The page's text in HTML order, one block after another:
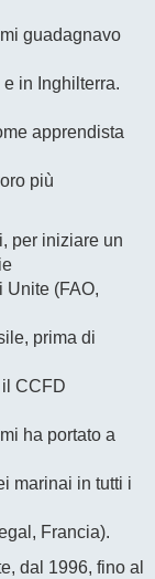
guadagnavo
in Inghilterra.
apprendista
più
per iniziare un
(FAO,
prima di
CCFD
ha portato a
marinai in tutti i
Francia).
dal 1996, fino al